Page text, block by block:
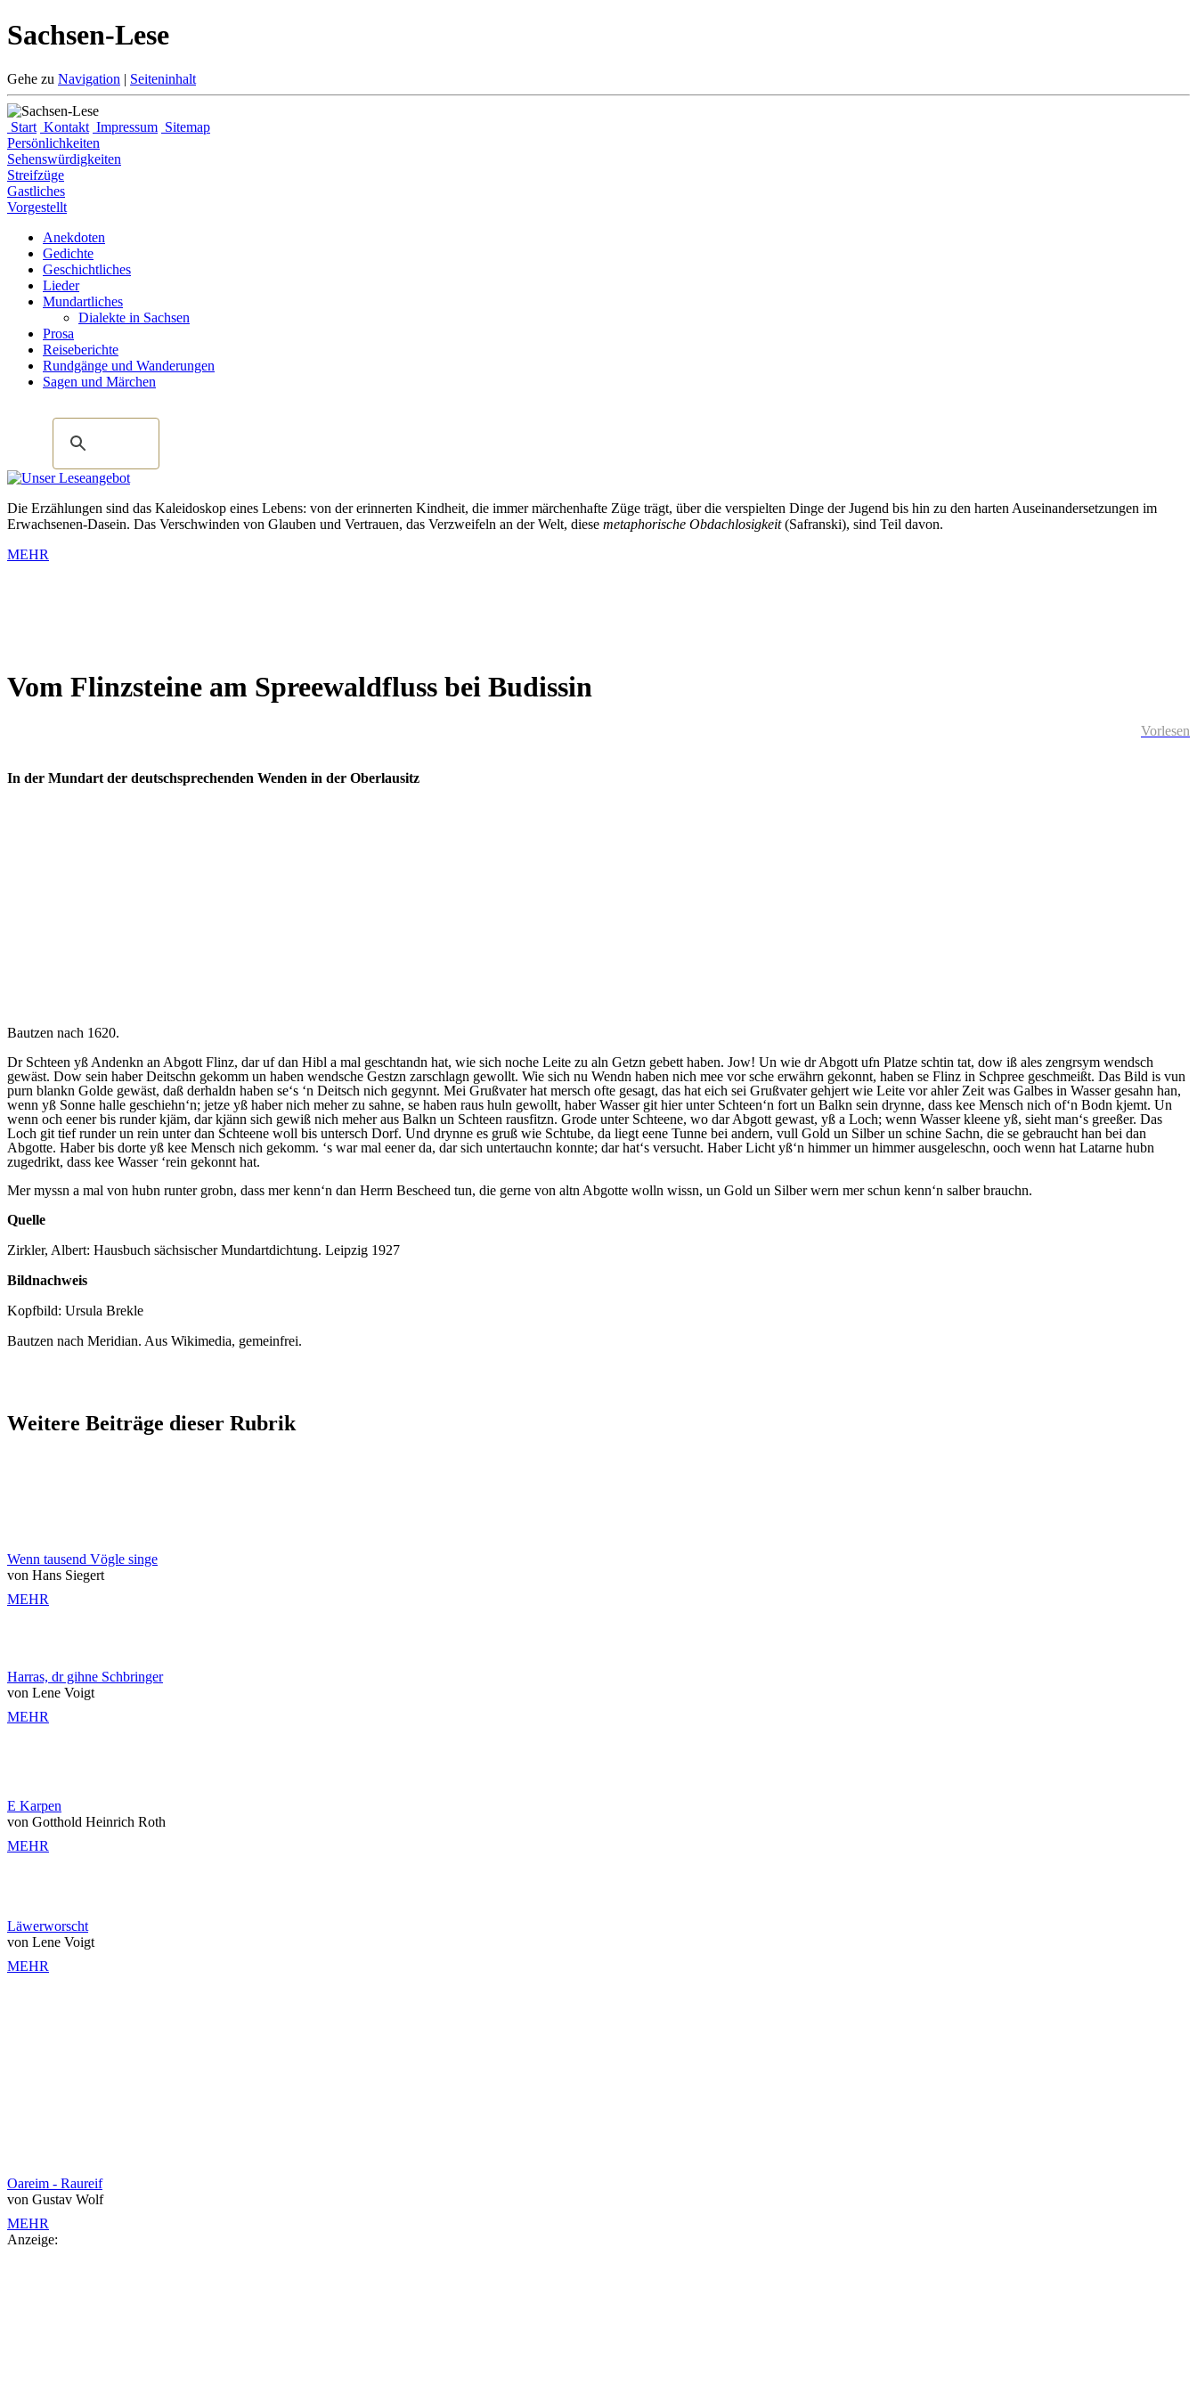
Sachsen-Lese
Gehe zu Navigation | Seiteninhalt
Start Kontakt Impressum Sitemap
Persönlichkeiten
Sehenswürdigkeiten
Streifzüge
Gastliches
Vorgestellt
Anekdoten
Gedichte
Geschichtliches
Lieder
Mundartliches
Dialekte in Sachsen
Prosa
Reiseberichte
Rundgänge und Wanderungen
Sagen und Märchen
Die Erzählungen sind das Kaleidoskop eines Lebens: von der erinnerten Kindheit, die immer märchenhafte Züge trägt, über die verspielten Dinge der Jugend bis hin zu den harten Auseinandersetzungen im
Erwachsenen-Dasein. Das Verschwinden von Glauben und Vertrauen, das Verzweifeln an der Welt, diese metaphorische Obdachlosigkeit(Safranski), sind Teil davon.
MEHR
Vom Flinzsteine am Spreewaldfluss bei Budissin
Vorlesen
In der Mundart der deutschsprechenden Wenden in der Oberlausitz
Bautzen nach 1620.
Dr Schteen yß Andenkn an Abgott Flinz, dar uf dan Hibl a mal geschtandn hat, wie sich noche Leite zu aln Getzn gebett haben. Jow! Un wie dr Abgott ufn Platze schtin tat, dow iß ales zengrsym wendsch
gewäst. Dow sein haber Deitschn gekomm un haben wendsche Gestzn zarschlagn gewollt. Wie sich nu Wendn haben nich mee vor sche erwährn gekonnt, haben se Flinz in Schpree geschmeißt. Das Bild is vun
purn blankn Golde gewäst, daß derhaldn haben se‘s ‘n Deitsch nich gegynnt. Mei Grußvater hat mersch ofte gesagt, das hat eich sei Grußvater gehjert wie Leite vor ahler Zeit was Galbes in Wasser gesahn han,
wenn yß Sonne halle geschiehn‘n; jetze yß haber nich meher zu sahne, se haben raus huln gewollt, haber Wasser git hier unter Schteen‘n fort un Balkn sein drynne, dass kee Mensch nich of‘n Bodn kjemt. Un
wenn och eener bis runder kjäm, dar kjänn sich gewiß nich meher aus Balkn un Schteen rausfitzn. Grode unter Schteene, wo dar Abgott gewast, yß a Loch; wenn Wasser kleene yß, sieht man‘s greeßer. Das
Loch git tief runder un rein unter dan Schteene woll bis untersch Dorf. Und drynne es gruß wie Schtube, da liegt eene Tunne bei andern, vull Gold un Silber un schine Sachn, die se gebraucht han bei dan
Abgotte. Haber bis dorte yß kee Mensch nich gekomm. ‘s war mal eener da, dar sich untertauchn konnte; dar hat‘s versucht. Haber Licht yß‘n himmer un himmer ausgeleschn, ooch wenn hat Latarne hubn
zugedrikt, dass kee Wasser ‘rein gekonnt hat.
Mer myssn a mal von hubn runter grobn, dass mer kenn‘n dan Herrn Bescheed tun, die gerne von altn Abgotte wolln wissn, un Gold un Silber wern mer schun kenn‘n salber brauchn.
Quelle
Zirkler, Albert: Hausbuch sächsischer Mundartdichtung. Leipzig 1927
Bildnachweis
Kopfbild: Ursula Brekle
Bautzen nach Meridian. Aus Wikimedia, gemeinfrei.
Weitere Beiträge dieser Rubrik
Wenn tausend Vögle singe
von Hans Siegert
MEHR
Harras, dr gihne Schbringer
von Lene Voigt
MEHR
E Karpen
von Gotthold Heinrich Roth
MEHR
Läwerworscht
von Lene Voigt
MEHR
Oareim - Raureif
von Gustav Wolf
MEHR
Anzeige: